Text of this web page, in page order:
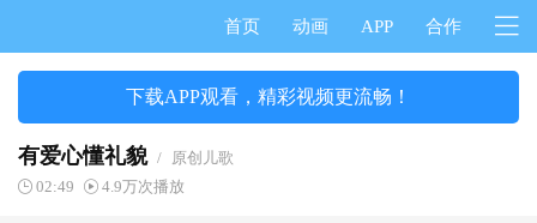
首页 动画 APP 合作
下载APP观看，精彩视频更流畅！
有爱心懂礼貌 / 原创儿歌
02:49
4.9万次播放